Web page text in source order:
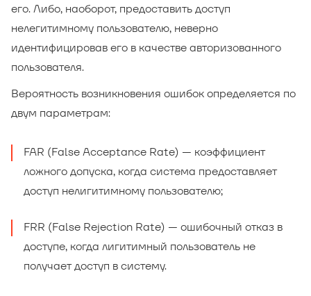
его. Либо, наоборот, предоставить доступ
нелегитимному пользователю, неверно
идентифицировав его в качестве авторизованного
пользователя.
Вероятность возникновения ошибок определяется по
двум параметрам:
FAR (False Acceptance Rate) — коэффициент
ложного допуска, когда система предоставляет
доступ нелигитимному пользователю;
FRR (False Rejection Rate) — ошибочный отказ в
доступе, когда лигитимный пользователь не
получает доступ в систему.